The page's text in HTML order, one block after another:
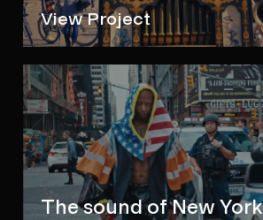
View Project
The sound of New York